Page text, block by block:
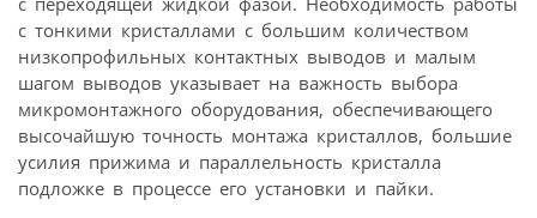
с тонкими кристаллами с большим количеством
низкопрофильных контактных выводов и малым
шагом выводов указывает на важность выбора
микромонтажного оборудования, обеспечивающего
высочайшую точность монтажа кристаллов, большие
усилия прижима и параллельность кристалла
подложке в процессе его установки и пайки.